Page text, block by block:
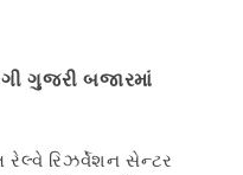
ગુજરી બજારમાં